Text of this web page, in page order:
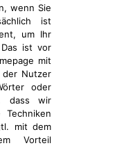
wenn Sie
ist
um Ihr
ist vor
mit
der Nutzer
oder
dass wir
mit dem
Vorteil